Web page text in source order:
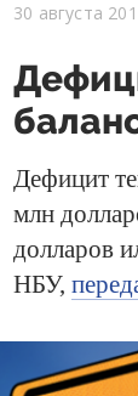
30 августа
Дефицит
млн
долларов
НБУ,